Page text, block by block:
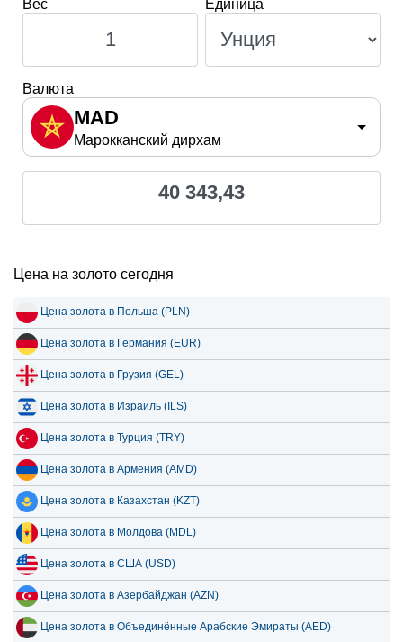
Вес Единица
Валюта
MAD
Марокканский дирхам
40 343,43
Цена на золото сегодня
Цена золота в Польша (PLN)
Цена золота в Германия (EUR)
Цена золота в Грузия (GEL)
Цена золота в Израиль (ILS)
Цена золота в Турция (TRY)
Цена золота в Армения (AMD)
Цена золота в Казахстан (KZT)
Цена золота в Молдова (MDL)
Цена золота в США (USD)
Цена золота в Азербайджан (AZN)
Цена золота в Объединённые Арабские Эмираты (AED)